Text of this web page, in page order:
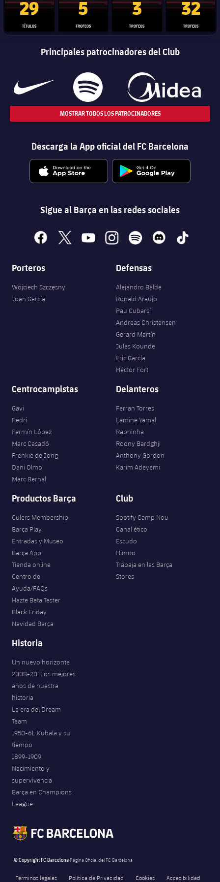
29
TÍTULOS
5
TROFEOS
3
TROFEOS
32
TROFEOS
Principales patrocinadores del Club
MOSTRAR TODOS LOS PATROCINADORES
Descarga la App oficial del FC Barcelona
Sigue al Barça en las redes sociales
facebook
x youtubeinstagramspotify discord tiktok
Porteros
Wojciech Szczęsny
Joan Garcia
Defensas
Alejandro Balde
Ronald Araujo
Pau Cubarsí
Andreas Christensen
Gerard Martín
Jules Kounde
Eric García
Héctor Fort
Centrocampistas
Gavi
Pedri
Fermín López
Marc Casadó
Frenkie de Jong
Dani Olmo
Marc Bernal
Delanteros
Ferran Torres
Lamine Yamal
Raphinha
Roony Bardghji
Anthony Gordon
Karim Adeyemi
Productos Barça
Culers Membership
Barça Play
Entradas y Museo
Barça App
Tienda online
Centro de
Ayuda/FAQs
Hazte Beta Tester
Black Friday
Navidad Barça
Club
Spotify Camp Nou
Canal ético
Escudo
Himno
Trabaja en las Barça
Stores
Historia
Un nuevo horizonte
2008-20. Los mejores
años de nuestra
historia
La era del Dream
Team
1950-61. Kubala y su
tiempo
1899-1909.
Nacimiento y
supervivencia
Barça en Champions
League
© Copyright FC Barcelona Página Oficial del FC Barcelona
Términos legales Política de Privacidad Cookies Accesibilidad